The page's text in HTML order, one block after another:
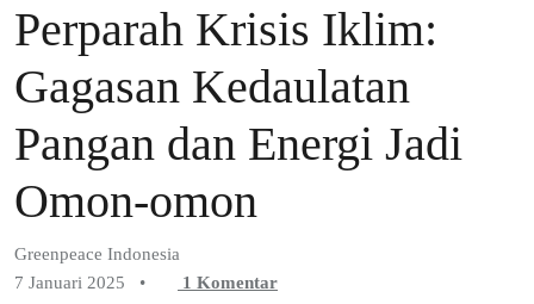
Perparah Krisis Iklim:
Gagasan Kedaulatan
Pangan dan Energi Jadi
Omon-omon
Greenpeace Indonesia
7 Januari 2025
• 1 Komentar